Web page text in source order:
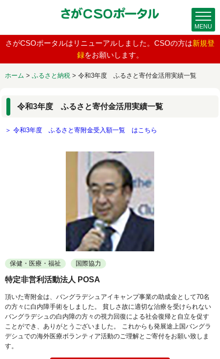
さがCSOポータルはリニューアルしました。CSOの方は新規登
録をお願いします。
ホーム > ふるさと納税 > 令和3年度 ふるさと寄付金活用実績一覧
令和3年度 ふるさと寄付金活用実績一覧
＞ 令和3年度 ふるさと寄附金受入額一覧 はこちら
保健・医療・福祉 国際協力
特定非営利活動法人 POSA
頂いた寄附金は、バングラデシュアイキャンプ事業の助成金として70名
の方々に白内障手術をしました。 貧しさ故に適切な治療を受けられない
バングラデシュの白内障の方々の視力回復による社会復帰と自立を促す
ことができ、ありがとうございました。 これからも発展途上国バングラ
デシュでの海外医療ボランティア活動のご理解とご寄付をお願い致しま
す。
MENU